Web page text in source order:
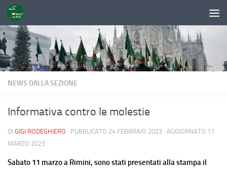
Sotto il contenuto
NEWS DALLA SEZIONE
Informativa contro le molestie
DI GIGI RODEGHIERO · PUBBLICATO 24 FEBBRAIO 2023 · AGGIORNATO 11
MARZO 2023
Sabato 11 marzo a Rimini, sono stati presentati alla stampa il